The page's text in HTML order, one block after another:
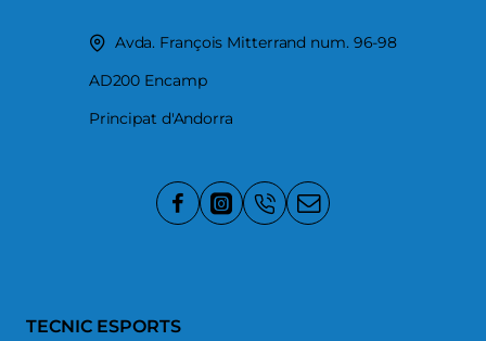
Avda. François Mitterrand num. 96-98
AD200 Encamp
Principat d'Andorra
TECNIC ESPORTS